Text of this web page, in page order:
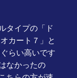
タイプの「ド
カート７」と
らい高いです
なかったの